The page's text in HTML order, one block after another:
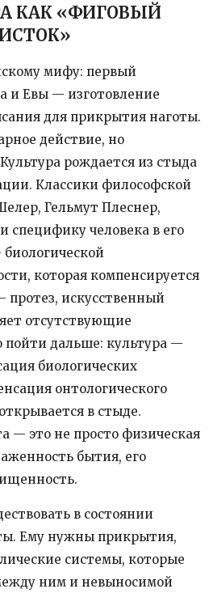
КАК «ФИГОВЫЙ
мифу: первый
и Евы — изготовление
для прикрытия наготы.
действие, но
рождается из стыда
Классики философской
Гельмут Плеснер,
специфику человека в его
которая компенсируется
протез, искусственный
отсутствующие
дальше: культура —
биологических
онтологического
в стыде.
— это не просто физическая
бытия, его
в состоянии
Ему нужны прикрытия,
системы, которые
ним и невыносимой